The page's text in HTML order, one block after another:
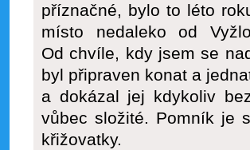
příznačné, bylo to léto
místo nedaleko od
Od chvíle, kdy jsem se
byl připraven konat a
a dokázal jej kdykoliv
vůbec složité. Pomník je
křižovatky.